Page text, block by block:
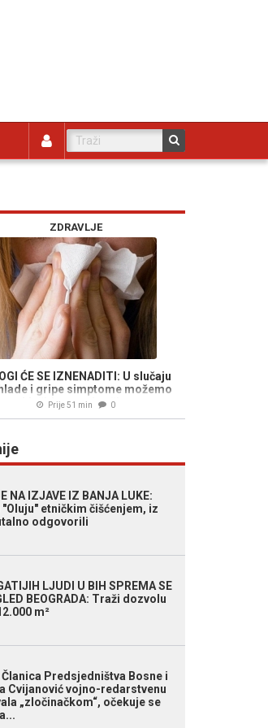
ZDRAVLJE
ĆE SE IZNENADITI: U slučaju
i gripe simptome možemo
ublažiti na ovaj način...
Prije 51 min 0
NA IZJAVE IZ BANJA LUKE:
etničkim čišćenjem, iz
odgovorili
LJUDI U BIH SPREMA SE
BEOGRADA: Traži dozvolu
m²
Članica Predsjedništva Bosne i
Cvijanović vojno-redarstvenu
„zločinačkom“, očekuje se